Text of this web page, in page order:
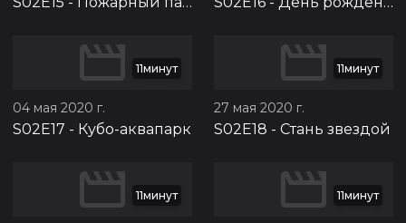
11минут
04 мая 2020 г.
S02E17 - Кубо-аквапарк
11минут
27 мая 2020 г.
S02E18 - Стань звездой
11минут 11минут